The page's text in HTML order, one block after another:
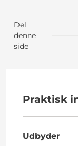
Del
denne
side
Praktisk
Udbyder